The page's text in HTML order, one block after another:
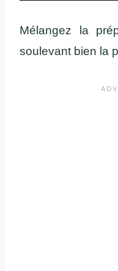
Mélangez la
soulevant bien la